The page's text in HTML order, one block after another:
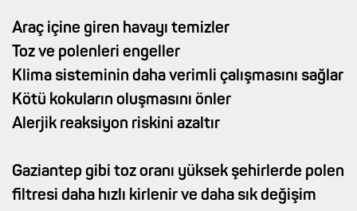
Araç içine giren havayı temizler
Toz ve polenleri engeller
Klima sisteminin daha verimli çalışmasını sağlar
Kötü kokuların oluşmasını önler
Alerjik reaksiyon riskini azaltır
Gaziantep gibi toz oranı yüksek şehirlerde polen
filtresi daha hızlı kirlenir ve daha sık değişim